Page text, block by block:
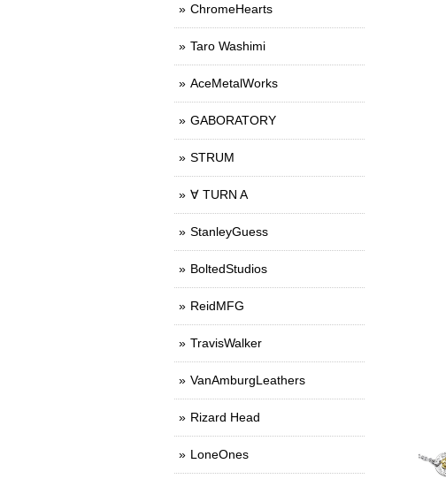
ChromeHearts
Taro Washimi
AceMetalWorks
GABORATORY
STRUM
∀ TURN A
StanleyGuess
BoltedStudios
ReidMFG
TravisWalker
VanAmburgLeathers
Rizard Head
LoneOnes